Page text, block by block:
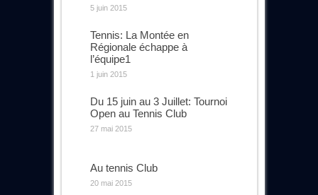
5 juin 2015
Tennis: La Montée en
Régionale échappe à
l’équipe1
1 juin 2015
Du 15 juin au 3 Juillet: Tournoi
Open au Tennis Club
27 mai 2015
Au tennis Club
20 mai 2015